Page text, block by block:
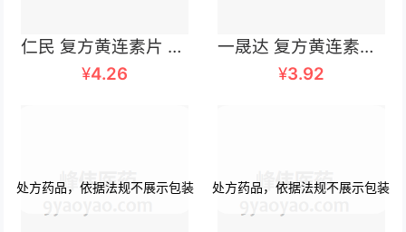
仁民 复方黄连素片 12片×2板
¥4.26
一晟达 复方黄连素片 24片
¥3.92